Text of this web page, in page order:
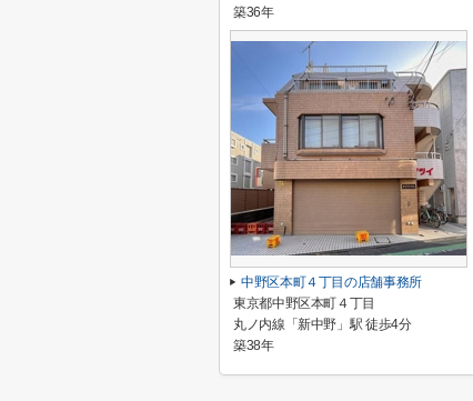
築36年
中野区本町４丁目の店舗事務所
東京都中野区本町４丁目
丸ノ内線「新中野」駅 徒歩4分
築38年